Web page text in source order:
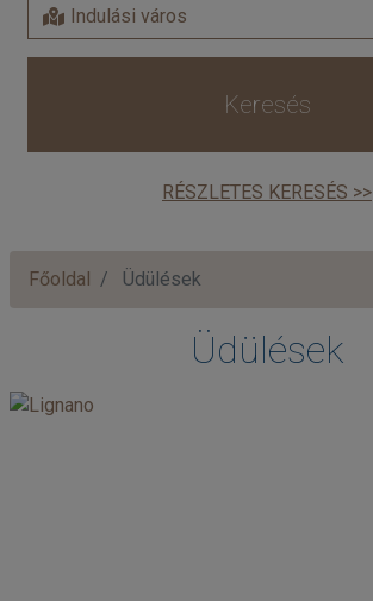
Keresés
RÉSZLETES KERESÉS >>
Főoldal Üdülések
Üdülések